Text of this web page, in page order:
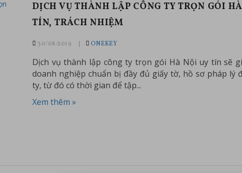
DỊCH VỤ THÀNH LẬP CÔNG TY TRỌN GÓI
TÍN, TRÁCH NHIỆM
30/08/2019 ONEKEY
Dịch vụ thành lập công ty trọn gói Hà Nội uy tín sẽ
doanh nghiệp chuẩn bị đầy đủ giấy tờ, hồ sơ pháp lý
ty, từ đó có thời gian để tập...
Xem thêm »